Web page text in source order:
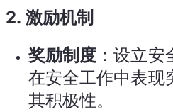
2.激励机制
奖励制度 ：设立
在安全工作中表现
其积极性。